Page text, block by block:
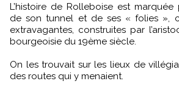
L’histoire de Rolleboise est
de son tunnel et de ses « folies »,
extravagantes, construites par
bourgeoisie du 19ème siècle.
On les trouvait sur les lieux de
des routes qui y menaient.